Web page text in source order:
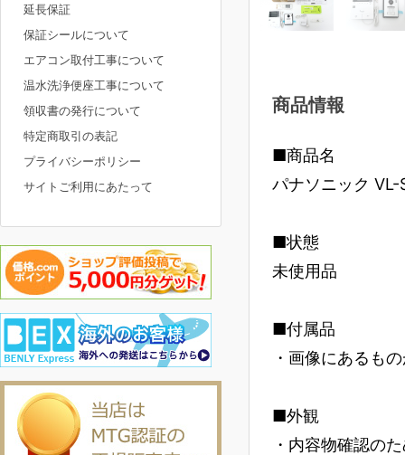
商品情報
■商品名
パナソニック
■状態
未使用品
■付属品
・画像にあるも
■外観
・内容物確認の
延長保証
保証シールについて
エアコン取付工事について
温水洗浄便座工事について
領収書の発行について
特定商取引の表記
プライバシーポリシー
サイトご利用にあたって